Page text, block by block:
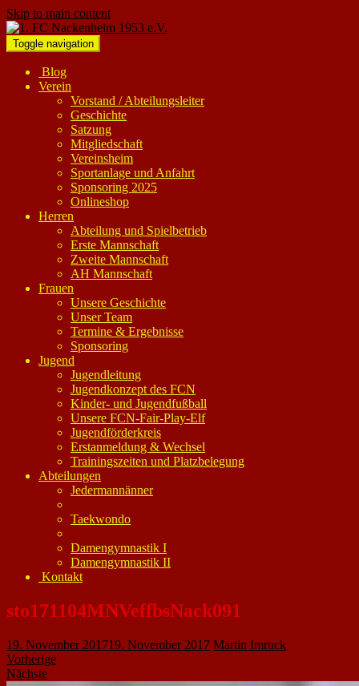
Skip to main content
Toggle navigation
Blog
Verein
Vorstand / Abteilungsleiter
Geschichte
Satzung
Mitgliedschaft
Vereinsheim
Sportanlage und Anfahrt
Sponsoring 2025
Onlineshop
Herren
Abteilung und Spielbetrieb
Erste Mannschaft
Zweite Mannschaft
AH Mannschaft
Frauen
Unsere Geschichte
Unser Team
Termine & Ergebnisse
Sponsoring
Jugend
Jugendleitung
Jugendkonzept des FCN
Kinder- und Jugendfußball
Unsere FCN-Fair-Play-Elf
Jugendförderkreis
Erstanmeldung & Wechsel
Trainingszeiten und Platzbelegung
Abteilungen
Jedermannänner
Taekwondo
Damengymnastik I
Damengymnastik II
Kontakt
sto171104MNVeffbsNack091
19. November 201719. November 2017 Martin Imruck
Vorherige
Nächste